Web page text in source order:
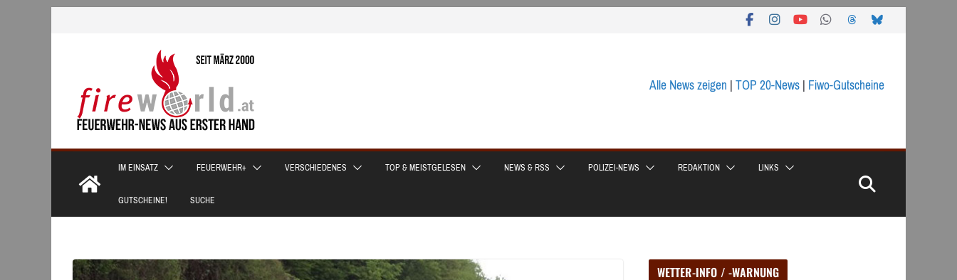
Alle News zeigen|TOP 20-News|Fiwo-Gutscheine
IM EINSATZ FEUERWEHR+ VERSCHIEDENES TOP & MEISTGELESEN NEWS & RSS POLIZEI-NEWS REDAKTION LINKS
GUTSCHEINE! SUCHE
WETTER-INFO / -WARNUNG